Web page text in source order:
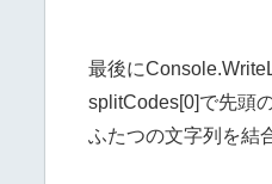
最後に
splitCodes[0]で先頭
ふたつの文字列を結